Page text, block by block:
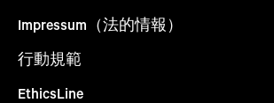
Impressum（法的情報）
行動規範
EthicsLine